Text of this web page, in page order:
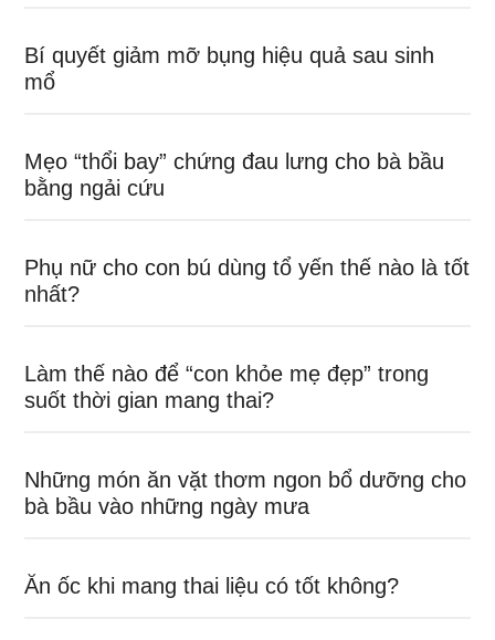
Bí quyết giảm mỡ bụng hiệu quả sau sinh
mổ
Mẹo “thổi bay” chứng đau lưng cho bà bầu
bằng ngải cứu
Phụ nữ cho con bú dùng tổ yến thế nào là tốt
nhất?
Làm thế nào để “con khỏe mẹ đẹp” trong
suốt thời gian mang thai?
Những món ăn vặt thơm ngon bổ dưỡng cho
bà bầu vào những ngày mưa
Ăn ốc khi mang thai liệu có tốt không?